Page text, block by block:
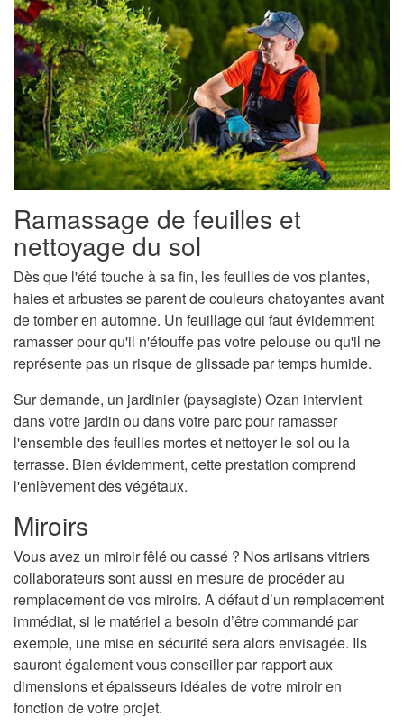
Ramassage de feuilles et
nettoyage du sol
Dès que l'été touche à sa fin, les feuilles de vos plantes,
haies et arbustes se parent de couleurs chatoyantes avant
de tomber en automne. Un feuillage qui faut évidemment
ramasser pour qu'il n'étouffe pas votre pelouse ou qu'il ne
représente pas un risque de glissade par temps humide.
Sur demande, un jardinier (paysagiste) Ozan intervient
dans votre jardin ou dans votre parc pour ramasser
l'ensemble des feuilles mortes et nettoyer le sol ou la
terrasse. Bien évidemment, cette prestation comprend
l'enlèvement des végétaux.
Miroirs
Vous avez un miroir fêlé ou cassé ? Nos artisans vitriers
collaborateurs sont aussi en mesure de procéder au
remplacement de vos miroirs. A défaut d’un remplacement
immédiat, si le matériel a besoin d’être commandé par
exemple, une mise en sécurité sera alors envisagée. Ils
sauront également vous conseiller par rapport aux
dimensions et épaisseurs idéales de votre miroir en
fonction de votre projet.